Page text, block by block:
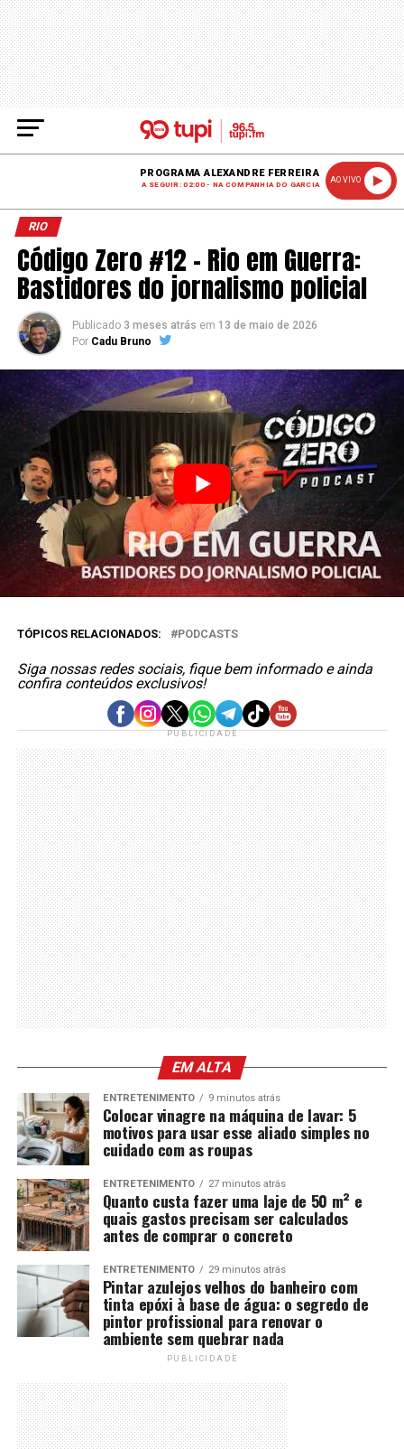
PROGRAMA ALEXANDRE FERREIRA
A SEGUIR: 02:00 - NA COMPANHIA DO GARCIA
AO VIVO
RIO
Código Zero #12 – Rio em Guerra:
Bastidores do jornalismo policial
Publicado 3 meses atrás em 13 de maio de 2026
Por Cadu Bruno
TÓPICOS RELACIONADOS: PODCASTS
Siga nossas redes sociais, fique bem informado e ainda
confira conteúdos exclusivos!
PUBLICIDADE
EM ALTA
ENTRETENIMENTO 9 minutos atrás
Colocar vinagre na máquina de lavar: 5
motivos para usar esse aliado simples no
cuidado com as roupas
ENTRETENIMENTO 27 minutos atrás
Quanto custa fazer uma laje de 50 m² e
quais gastos precisam ser calculados
antes de comprar o concreto
ENTRETENIMENTO 29 minutos atrás
Pintar azulejos velhos do banheiro com
tinta epóxi à base de água: o segredo de
pintor profissional para renovar o
ambiente sem quebrar nada
PUBLICIDADE